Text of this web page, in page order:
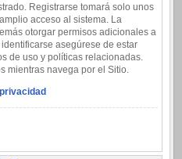
Registrarse tomará solo unos
acceso al sistema. La
otorgar permisos adicionales a
asegúrese de estar
de uso y políticas relacionadas.
mientras navega por el Sitio.